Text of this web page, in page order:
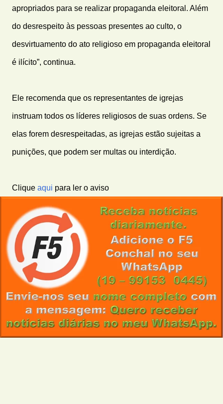
apropriados para se realizar propaganda eleitoral. Além
do desrespeito às pessoas presentes ao culto, o
desvirtuamento do ato religioso em propaganda eleitoral
é ilícito”, continua.
Ele recomenda que os representantes de igrejas
instruam todos os líderes religiosos de suas ordens. Se
elas forem desrespeitadas, as igrejas estão sujeitas a
punições, que podem ser multas ou interdição.
Clique aqui para ler o aviso